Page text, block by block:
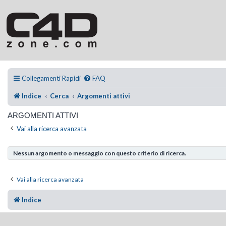
Collegamenti Rapidi FAQ
Indice Cerca Argomenti attivi
ARGOMENTI ATTIVI
Vai alla ricerca avanzata
Nessun argomento o messaggio con questo criterio di ricerca.
Vai alla ricerca avanzata
Indice